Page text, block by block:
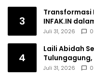
3
Transformasi
INFAK.IN
Dana
Juli 31, 2026 0
4
Laili Abidah
Perempuan
Juli 31, 2026 0